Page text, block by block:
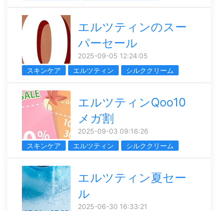
エルツティンのスー
パーセール
2025-09-05 12:24:05
スキンケア
エルツティン シルククリーム
エルツティンQoo10
メガ割
2025-09-03 09:16:26
スキンケア
エルツティン シルククリーム
エルツティン夏セー
ル
2025-06-30 16:33:21